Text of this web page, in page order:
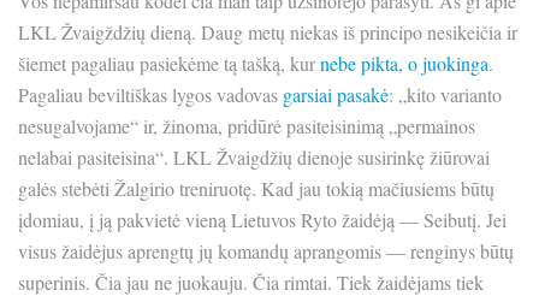
LKL Žvaigždžių dieną. Daug metų niekas iš principo nesikeičia ir
šiemet pagaliau pasiekėme tą tašką, kurnebe pikta, o juokinga.
Pagaliau beviltiškas lygos vadovas garsiai pasakė: „kito varianto
nesugalvojame“ ir, žinoma, pridūrė pasiteisinimą „permainos
nelabai pasiteisina“. LKL Žvaigdžių dienoje susirinkę žiūrovai
galės stebėti Žalgirio treniruotę. Kad jau tokią mačiusiems būtų
įdomiau, į ją pakvietė vieną Lietuvos Ryto žaidėją — Seibutį. Jei
visus žaidėjus aprengtų jų komandų aprangomis — renginys būtų
superinis. Čia jau ne juokauju. Čia rimtai. Tiek žaidėjams tiek